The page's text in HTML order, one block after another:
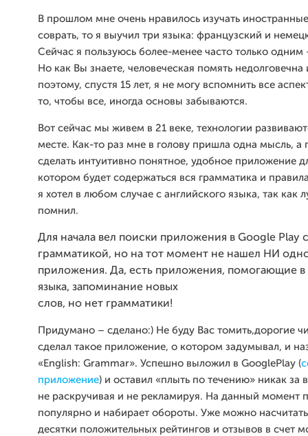
В прошлом мне очень нравилось изучать
соврать, то я выучил три языка: французский и
Сейчас я пользуюсь более-менее часто только одним
Но как Вы знаете, человеческая помять недолговечна
поэтому, спустя 15 лет, я не могу вспомнить все
то, чтобы все, иногда основы забываются.
Вот сейчас мы живем в 21 веке, технологии
месте. Как-то раз мне в голову пришла одна мысль, а
сделать интуитивно понятное, удобное приложение
котором будет содержаться вся грамматика и
я хотел в любом случае с английского языка, так как
помнил.
Для начала вел поиски приложения в Google Play
грамматикой, но на тот момент не нашел НИ
приложения. Да, есть приложения, помогающие в
языка, запоминание новых
слов, но нет грамматики!
Придумано – сделано:) Не буду Вас томить,дорогие
сделал такое приложение, о котором задумывал, и
«English: Grammar». Успешно выложил в GooglePlay (
приложение) и оставил «плыть по течению» никак за
не раскручивая и не рекламируя. На данный момент
популярно и набирает обороты. Уже можно насчитать
десятки положительных рейтингов и отзывов в счет